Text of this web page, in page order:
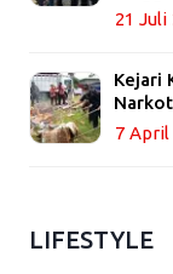
21 Juli
Kejari
7 April
LIFESTYLE